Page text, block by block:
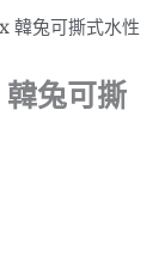
韓兔可撕式水性
兔可撕